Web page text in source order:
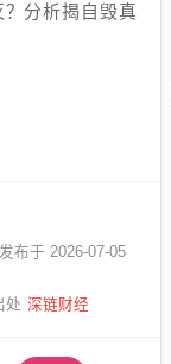
分析揭自毁真
发布于 2026-07-05
处 深链财经